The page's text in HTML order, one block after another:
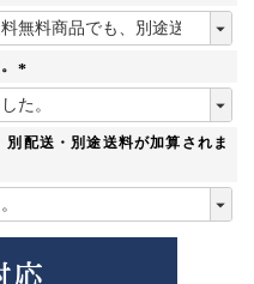
(
必
)
(
必
須
配送・別途送料が加算されま